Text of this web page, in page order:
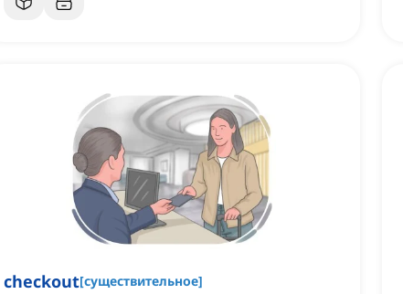
checkout[существительное]